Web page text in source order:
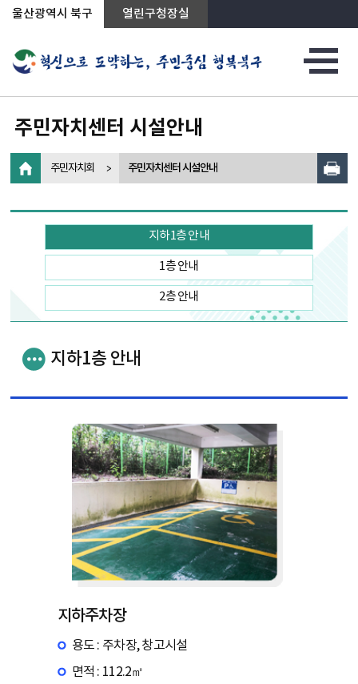
상단메뉴로 바로가기
전체메뉴로 바로가기
왼쪽메뉴로 바로가기
본문으로 바로가기
울산광역시 북구 열린구청장실
주민자치센터 시설안내
주민자치회 주민자치센터 시설안내
지하1층 안내
1층 안내
2층 안내
지하1층 안내
지하주차장
용도 : 주차장, 창고시설
면적 : 112.2㎡